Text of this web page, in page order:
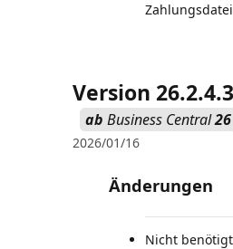
Version 26.2.4.3
ab Business Central26
2026/01/16
Änderungen
Nicht